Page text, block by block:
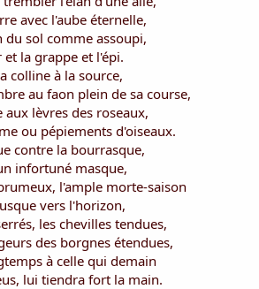
avec l'aube éternelle,
sol comme assoupi,
la grappe et l'épi.
colline à la source,
au faon plein de sa course,
lèvres des roseaux,
ou pépiements d'oiseaux.
contre la bourrasque,
infortuné masque,
l'ample morte-saison
vers l'horizon,
les chevilles tendues,
des borgnes étendues,
à celle qui demain
lui tiendra fort la main.